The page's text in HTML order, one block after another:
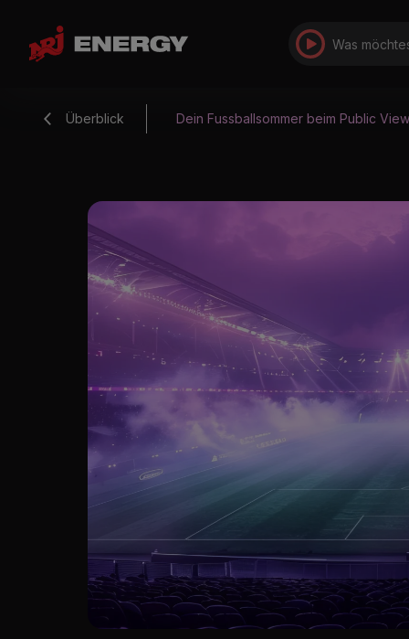
Was
Überblick Dein Fussballsommer beim Public